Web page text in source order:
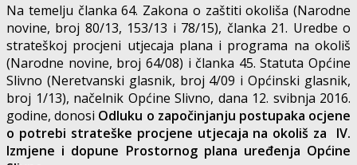
Na temelju članka 64. Zakona o zaštiti okoliša (Narodne
novine, broj 80/13, 153/13 i 78/15), članka 21. Uredbe o
strateškoj procjeni utjecaja plana i programa na okoliš
(Narodne novine, broj 64/08) i članka 45. Statuta Općine
Slivno (Neretvanski glasnik, broj 4/09 i Općinski glasnik,
broj 1/13), načelnik Općine Slivno, dana 12. svibnja 2016.
godine, donosi Odluku o započinjanju postupaka ocjene
o potrebi strateške procjene utjecaja na okoliš za IV.
Izmjene i dopune Prostornog plana uređenja Općine